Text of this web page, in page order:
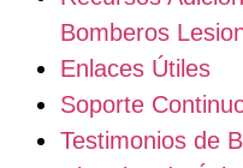
Bomberos
Enlaces Útiles
Soporte
Testimonios de